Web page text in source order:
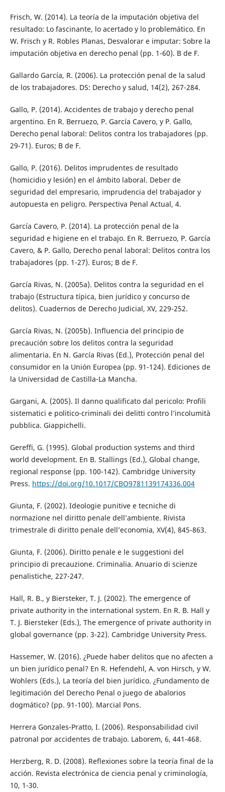
Frisch, W. (2014). La teoría de la imputación objetiva del
resultado: Lo fascinante, lo acertado y lo problemático. En
W. Frisch y R. Robles Planas, Desvalorar e imputar: Sobre la
imputación objetiva en derecho penal (pp. 1-60). B de F.
Gallardo García, R. (2006). La protección penal de la salud
de los trabajadores. DS: Derecho y salud, 14(2), 267-284.
Gallo, P. (2014). Accidentes de trabajo y derecho penal
argentino. En R. Berruezo, P. García Cavero, y P. Gallo,
Derecho penal laboral: Delitos contra los trabajadores (pp.
29-71). Euros; B de F.
Gallo, P. (2016). Delitos imprudentes de resultado
(homicidio y lesión) en el ámbito laboral. Deber de
seguridad del empresario, imprudencia del trabajador y
autopuesta en peligro. Perspectiva Penal Actual, 4.
García Cavero, P. (2014). La protección penal de la
seguridad e higiene en el trabajo. En R. Berruezo, P. García
Cavero, & P. Gallo, Derecho penal laboral: Delitos contra los
trabajadores (pp. 1-27). Euros; B de F.
García Rivas, N. (2005a). Delitos contra la seguridad en el
trabajo (Estructura típica, bien jurídico y concurso de
delitos). Cuadernos de Derecho Judicial, XV, 229-252.
García Rivas, N. (2005b). Influencia del principio de
precaución sobre los delitos contra la seguridad
alimentaria. En N. García Rivas (Ed.), Protección penal del
consumidor en la Unión Europea (pp. 91-124). Ediciones de
la Universidad de Castilla-La Mancha.
Gargani, A. (2005). Il danno qualificato dal pericolo: Profili
sistematici e politico-criminali dei delitti contro l’incolumità
pubblica. Giappichelli.
Gereffi, G. (1995). Global production systems and third
world development. En B. Stallings (Ed.), Global change,
regional response (pp. 100-142). Cambridge University
Press. https://doi.org/10.1017/CBO9781139174336.004
Giunta, F. (2002). Ideologie punitive e tecniche di
normazione nel diritto penale dell’ambiente. Rivista
trimestrale di diritto penale dell’economia, XV(4), 845-863.
Giunta, F. (2006). Diritto penale e le suggestioni del
principio di precauzione. Criminalia. Anuario di scienze
penalistiche, 227-247.
Hall, R. B., y Biersteker, T. J. (2002). The emergence of
private authority in the international system. En R. B. Hall y
T. J. Biersteker (Eds.), The emergence of private authority in
global governance (pp. 3-22). Cambridge University Press.
Hassemer, W. (2016). ¿Puede haber delitos que no afecten a
un bien jurídico penal? En R. Hefendehl, A. von Hirsch, y W.
Wohlers (Eds.), La teoría del bien jurídico. ¿Fundamento de
legitimación del Derecho Penal o juego de abalorios
dogmático? (pp. 91-100). Marcial Pons.
Herrera Gonzales-Pratto, I. (2006). Responsabilidad civil
patronal por accidentes de trabajo. Laborem, 6, 441-468.
Herzberg, R. D. (2008). Reflexiones sobre la teoría final de la
acción. Revista electrónica de ciencia penal y criminología,
10, 1-30.